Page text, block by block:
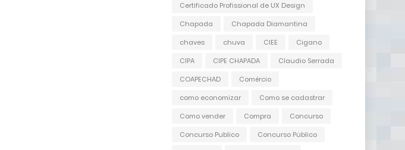
Certificado Profissional de UX Design
Chapada
Chapada Diamantina
chaves
chuva CIEE
Cigano
CIPA
CIPE CHAPADA
Claudio Serrada
COAPECHAD
Comércio
como economizar
Como se cadastrar
Como vender
Compra
Concurso
Concurso Publico
Concurso Público